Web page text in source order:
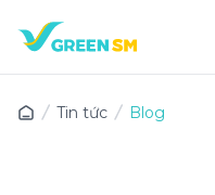
Tin tức Blog